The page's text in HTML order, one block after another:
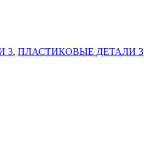
3, ПЛАСТИКОВЫЕ ДЕТАЛИ 3